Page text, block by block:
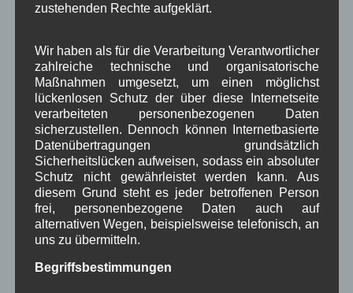
Neueste Kommentare
WBEbeiÜber uns
Josef Otler, Verein fürr GeschichtebeiÜber uns
Gerd Erfert beiÜber uns
Beitragsarchiv
August 2026
zustehenden Rechte aufgeklärt.
Wir haben als für die Verarbeitung Verantwortlicher
zahlreiche technische und organisatorische
Maßnahmen umgesetzt, um einen möglichst
lückenlosen Schutz der über diese Internetseite
verarbeiteten personenbezogenen Daten
sicherzustellen. Dennoch können Internetbasierte
Datenübertragungen grundsätzlich
Sicherheitslücken aufweisen, sodass ein absoluter
Schutz nicht gewährleistet werden kann. Aus
diesem Grund steht es jeder betroffenen Person
frei, personenbezogene Daten auch auf
alternativen Wegen, beispielsweise telefonisch, an
uns zu übermitteln.
Begriffsbestimmungen